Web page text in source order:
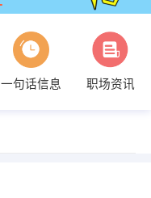
一句话信息 职场资讯